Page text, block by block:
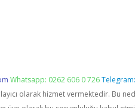
Whatsapp: 0262 606 0 726
olarak hizmet vermektedir. Bu